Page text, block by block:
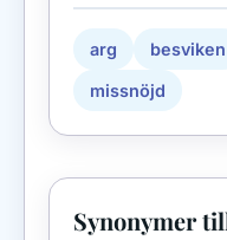
arg besviken
missnöjd
Synonymer